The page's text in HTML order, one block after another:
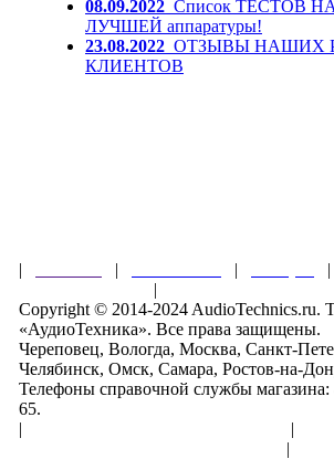
08.09.2022 Список ТЕСТОВ
ЛУЧШЕЙ аппаратуры!
23.08.2022 ОТЗЫВЫ НАШИХ
КЛИЕНТОВ
| | | |
|
Copyright © 2014-2024 AudioTechnics.ru.
«АудиоТехника». Все права защищены.
Череповец, Вологда, Москва, Санкт-
Челябинск, Омск, Самара, Ростов-на-
Телефоны справочной службы
65.
|
|
|